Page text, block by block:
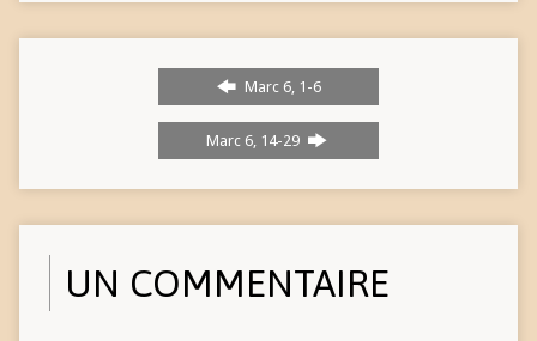
Marc 6, 1-6
Marc 6, 14-29
UN COMMENTAIRE